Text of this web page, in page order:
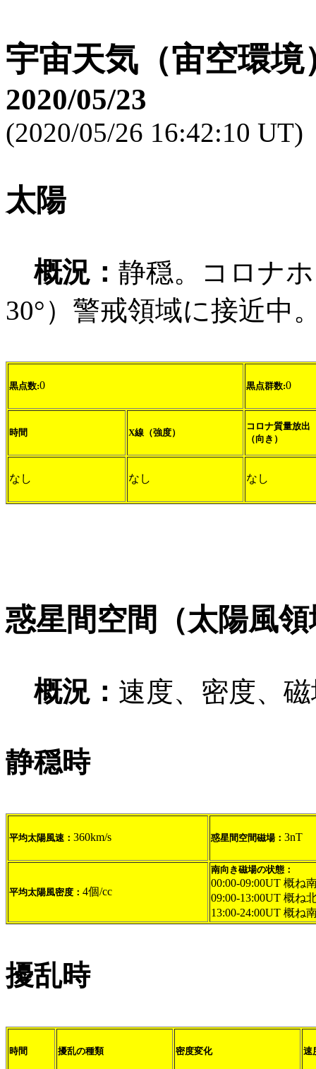
宇宙天気（宙空環境
2020/05/23
(2020/05/26 16:42:10 UT)
太陽
概況： 静穏。コロナ
30°）警戒領域に接近中
黒点数:0 黒点群数:0
時間 X線（強度）
コロナ質量放出
（向き）
なし なし なし
惑星間空間（太陽風
概況： 速度、密度、
静穏時
平均太陽風速： 360km/s 惑星間空間磁場： 3nT
平均太陽風密度： 4個/cc
南向き磁場の状態：
00:00-09:00UT 概ね
09:00-13:00UT 概ね
13:00-24:00UT 概ね
擾乱時
時間 擾乱の種類 密度変化 速